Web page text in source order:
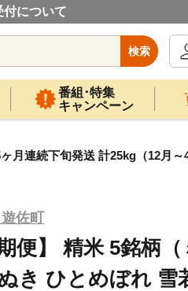
について
検索
番組･特集
キャンペーン
月連続下旬発送 計25kg（12月～4
佐町
期便】 精米 5銘柄
き ひとめぼれ 雪